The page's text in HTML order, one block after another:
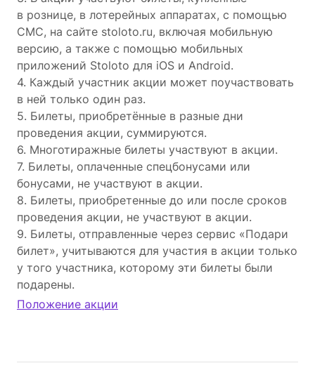
в рознице, в лотерейных аппаратах, с помощью
СМС, на сайте stoloto.ru, включая мобильную
версию, а также с помощью мобильных
приложений Stoloto для iOS и Android.
4. Каждый участник акции может поучаствовать
в ней только один раз.
5. Билеты, приобретённые в разные дни
проведения акции, суммируются.
6. Многотиражные билеты участвуют в акции.
7. Билеты, оплаченные спецбонусами или
бонусами, не участвуют в акции.
8. Билеты, приобретенные до или после сроков
проведения акции, не участвуют в акции.
9. Билеты, отправленные через сервис «Подари
билет», учитываются для участия в акции только
у того участника, которому эти билеты были
подарены.
Положение акции